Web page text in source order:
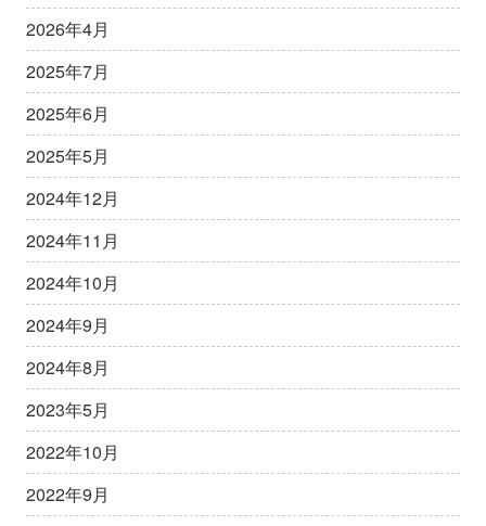
2026年4月
2025年7月
2025年6月
2025年5月
2024年12月
2024年11月
2024年10月
2024年9月
2024年8月
2023年5月
2022年10月
2022年9月